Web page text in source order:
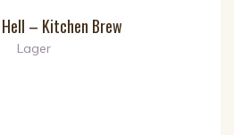
– Kitchen Brew
Lager